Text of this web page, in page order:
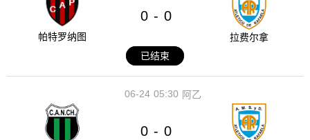
帕特罗纳图
0 - 0
拉费尔拿
已结束
05:30
06-24 阿乙
0 - 0